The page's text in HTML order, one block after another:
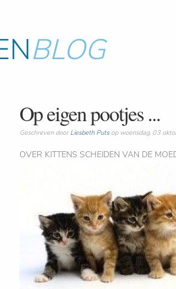
BLOG
Op eigen pootjes ...
Geschreven door Liesbeth Putsop woensdag, 03
OVER KITTENS SCHEIDEN VAN DE